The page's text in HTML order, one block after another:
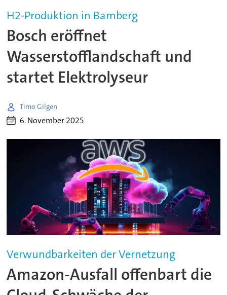
H2-Produktion in Bamberg
Bosch eröffnet
Wasserstofflandschaft und
startet Elektrolyseur
Timo Gilgen
6. November 2025
Verwundbarkeiten der Vernetzung
Amazon-Ausfall offenbart die